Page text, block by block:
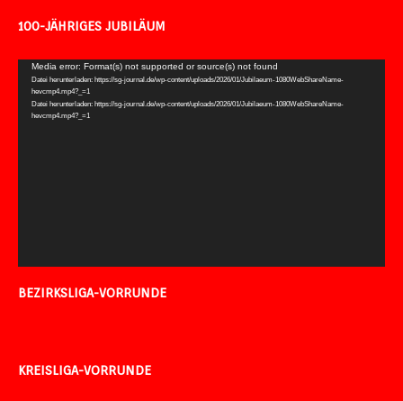
100-JÄHRIGES JUBILÄUM
Video-
Player
Media error: Format(s) not supported or source(s) not found
Datei herunterladen: https://sg-journal.de/wp-content/uploads/2026/01/Jubilaeum-1080WebShareName-
hevcmp4.mp4?_=1
Datei herunterladen: https://sg-journal.de/wp-content/uploads/2026/01/Jubilaeum-1080WebShareName-
hevcmp4.mp4?_=1
BEZIRKSLIGA-VORRUNDE
KREISLIGA-VORRUNDE